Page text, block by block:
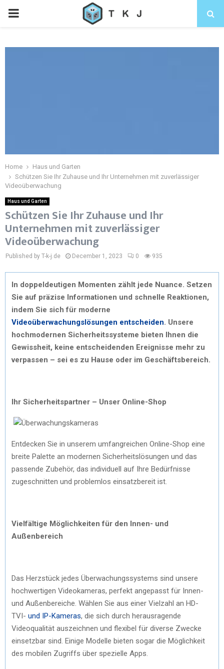
Home
Haus und Garten
Schützen Sie Ihr Zuhause und Ihr Unternehmen mit zuverlässiger
Videoüberwachung
Haus und Garten
Schützen Sie Ihr Zuhause und Ihr
Unternehmen mit zuverlässiger
Videoüberwachung
Published by T-k-j.de December 1, 2023 0 935
In doppeldeutigen Momenten zählt jede Nuance. Setzen
Sie auf präzise Informationen und schnelle Reaktionen,
indem Sie sich für moderne
Videoüberwachungslösungen entscheiden. Unsere
hochmodernen Sicherheitssysteme bieten Ihnen die
Gewissheit, keine entscheidenden Ereignisse mehr zu
verpassen – sei es zu Hause oder im Geschäftsbereich.
Ihr Sicherheitspartner – Unser Online-Shop
Entdecken Sie in unserem umfangreichen Online-Shop eine
breite Palette an modernen Sicherheitslösungen und das
passende Zubehör, das individuell auf Ihre Bedürfnisse
zugeschnitten und problemlos einsatzbereit ist.
Vielfältige Möglichkeiten für den Innen- und
Außenbereich
Das Herzstück jedes Überwachungssystems sind unsere
hochwertigen Videokameras, perfekt angepasst für Innen-
und Außenbereiche. Wählen Sie aus einer Vielzahl an HD-
TVI- und IP-Kameras, die sich durch herausragende
Videoqualität auszeichnen und flexibel für diverse Zwecke
einsetzbar sind. Einige Modelle bieten sogar die Möglichkeit
des mobilen Zugriffs über spezielle Apps.